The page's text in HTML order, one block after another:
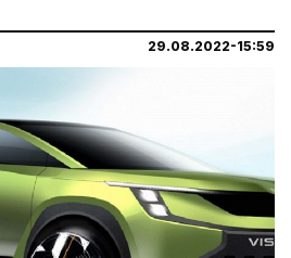
29.08.2022-15:59